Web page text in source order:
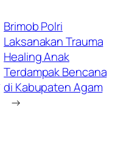
Brimob Polri
Laksanakan Trauma
Healing Anak
Terdampak Bencana
di Kabupaten Agam
→